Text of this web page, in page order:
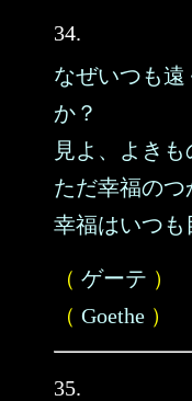
34.
なぜいつも
か？
見よ、よきも
ただ幸福のつ
幸福はいつも
（ ゲーテ ）
（ Goethe ）
35.